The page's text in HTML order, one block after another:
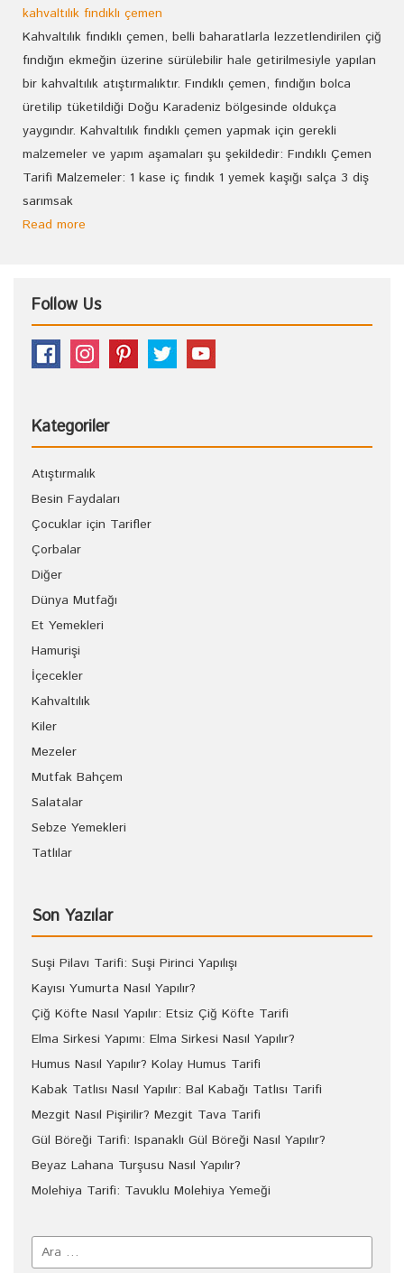
kahvaltılık fındıklı çemen
Kahvaltılık fındıklı çemen, belli baharatlarla lezzetlendirilen çiğ
fındığın ekmeğin üzerine sürülebilir hale getirilmesiyle yapılan
bir kahvaltılık atıştırmalıktır. Fındıklı çemen, fındığın bolca
üretilip tüketildiği Doğu Karadeniz bölgesinde oldukça
yaygındır. Kahvaltılık fındıklı çemen yapmak için gerekli
malzemeler ve yapım aşamaları şu şekildedir: Fındıklı Çemen
Tarifi Malzemeler: 1 kase iç fındık 1 yemek kaşığı salça 3 diş
sarımsak
Read more
Follow Us
Kategoriler
Atıştırmalık
Besin Faydaları
Çocuklar için Tarifler
Çorbalar
Diğer
Dünya Mutfağı
Et Yemekleri
Hamurişi
İçecekler
Kahvaltılık
Kiler
Mezeler
Mutfak Bahçem
Salatalar
Sebze Yemekleri
Tatlılar
Son Yazılar
Suşi Pilavı Tarifi: Suşi Pirinci Yapılışı
Kayısı Yumurta Nasıl Yapılır?
Çiğ Köfte Nasıl Yapılır: Etsiz Çiğ Köfte Tarifi
Elma Sirkesi Yapımı: Elma Sirkesi Nasıl Yapılır?
Humus Nasıl Yapılır? Kolay Humus Tarifi
Kabak Tatlısı Nasıl Yapılır: Bal Kabağı Tatlısı Tarifi
Mezgit Nasıl Pişirilir? Mezgit Tava Tarifi
Gül Böreği Tarifi: Ispanaklı Gül Böreği Nasıl Yapılır?
Beyaz Lahana Turşusu Nasıl Yapılır?
Molehiya Tarifi: Tavuklu Molehiya Yemeği